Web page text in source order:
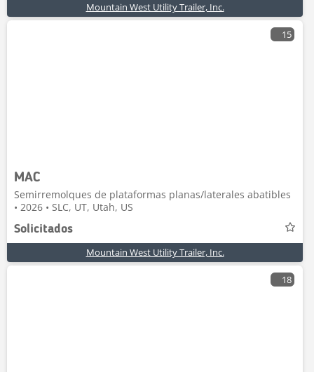
Mountain West Utility Trailer, Inc.
15
MAC
Semirremolques de plataformas planas/laterales abatibles
• 2026 • SLC, UT, Utah, US
Solicitados
Mountain West Utility Trailer, Inc.
18